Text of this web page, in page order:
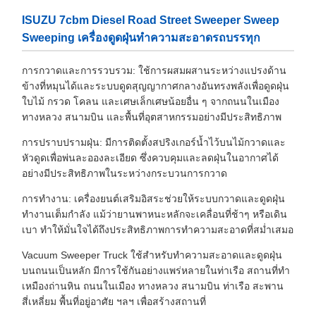
ISUZU 7cbm Diesel Road Street Sweeper Sweep
Sweeping เครื่องดูดฝุ่นทำความสะอาดรถบรรทุก
การกวาดและการรวบรวม: ใช้การผสมผสานระหว่างแปรงด้าน
ข้างที่หมุนได้และระบบดูดสุญญากาศกลางอันทรงพลังเพื่อดูดฝุ่น
ใบไม้ กรวด โคลน และเศษเล็กเศษน้อยอื่น ๆ จากถนนในเมือง
ทางหลวง สนามบิน และพื้นที่อุตสาหกรรมอย่างมีประสิทธิภาพ
การปราบปรามฝุ่น: มีการติดตั้งสปริงเกอร์น้ำไว้บนไม้กวาดและ
หัวดูดเพื่อพ่นละอองละเอียด ซึ่งควบคุมและลดฝุ่นในอากาศได้
อย่างมีประสิทธิภาพในระหว่างกระบวนการกวาด
การทำงาน: เครื่องยนต์เสริมอิสระช่วยให้ระบบกวาดและดูดฝุ่น
ทำงานเต็มกำลัง แม้ว่ายานพาหนะหลักจะเคลื่อนที่ช้าๆ หรือเดิน
เบา ทำให้มั่นใจได้ถึงประสิทธิภาพการทำความสะอาดที่สม่ำเสมอ
Vacuum Sweeper Truck ใช้สำหรับทำความสะอาดและดูดฝุ่น
บนถนนเป็นหลัก มีการใช้กันอย่างแพร่หลายในท่าเรือ สถานที่ทำ
เหมืองถ่านหิน ถนนในเมือง ทางหลวง สนามบิน ท่าเรือ สะพาน
สี่เหลี่ยม พื้นที่อยู่อาศัย ฯลฯ เพื่อสร้างสถานที่